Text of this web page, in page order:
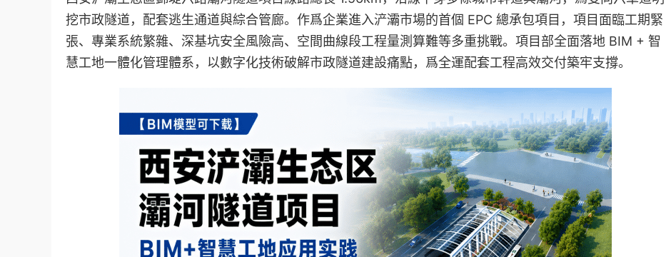
挖市政隧道，配套逃生通道與綜合管廊。作爲企業進入浐灞市場的首個 EPC 總承包項目，項目面臨工期緊
張、專業系統繁雜、深基坑安全風險高、空間曲線段工程量測算難等多重挑戰。項目部全面落地 BIM + 智
慧工地一體化管理體系，以數字化技術破解市政隧道建設痛點，爲全運配套工程高效交付築牢支撐。